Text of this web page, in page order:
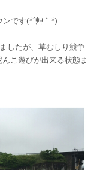
です(*´艸｀*)
したが、草むしり競争
こ遊びが出来る状態ま